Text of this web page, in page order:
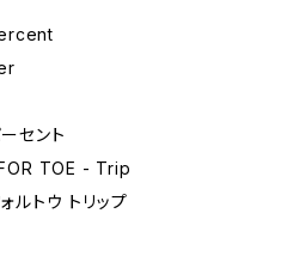
セント
TOE - Trip
ルトウ トリップ